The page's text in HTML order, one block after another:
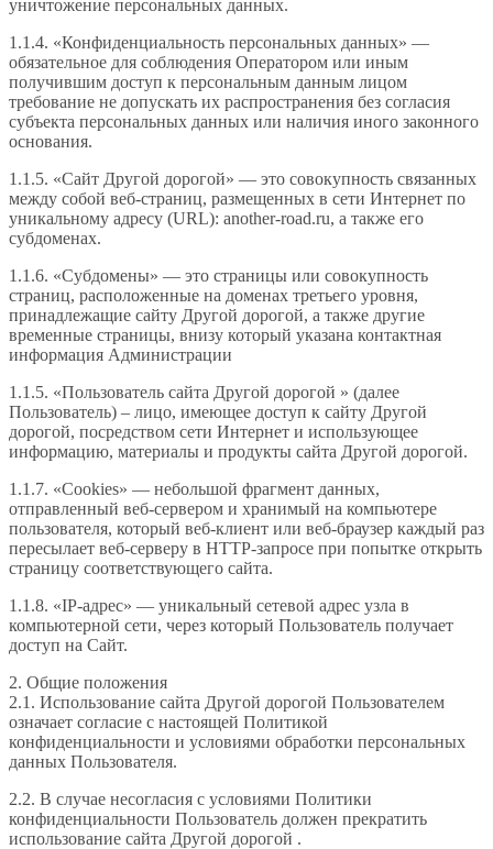
уничтожение персональных данных.
1.1.4. «Конфиденциальность персональных данных» —
обязательное для соблюдения Оператором или иным
получившим доступ к персональным данным лицом
требование не допускать их распространения без согласия
субъекта персональных данных или наличия иного законного
основания.
1.1.5. «Сайт Другой дорогой» — это совокупность связанных
между собой веб-страниц, размещенных в сети Интернет по
уникальному адресу (URL): another-road.ru, а также его
субдоменах.
1.1.6. «Субдомены» — это страницы или совокупность
страниц, расположенные на доменах третьего уровня,
принадлежащие сайту Другой дорогой, а также другие
временные страницы, внизу который указана контактная
информация Администрации
1.1.5. «Пользователь сайта Другой дорогой » (далее
Пользователь) – лицо, имеющее доступ к сайту Другой
дорогой, посредством сети Интернет и использующее
информацию, материалы и продукты сайта Другой дорогой.
1.1.7. «Cookies» — небольшой фрагмент данных,
отправленный веб-сервером и хранимый на компьютере
пользователя, который веб-клиент или веб-браузер каждый раз
пересылает веб-серверу в HTTP-запросе при попытке открыть
страницу соответствующего сайта.
1.1.8. «IP-адрес» — уникальный сетевой адрес узла в
компьютерной сети, через который Пользователь получает
доступ на Сайт.
2. Общие положения
2.1. Использование сайта Другой дорогой Пользователем
означает согласие с настоящей Политикой
конфиденциальности и условиями обработки персональных
данных Пользователя.
2.2. В случае несогласия с условиями Политики
конфиденциальности Пользователь должен прекратить
использование сайта Другой дорогой .